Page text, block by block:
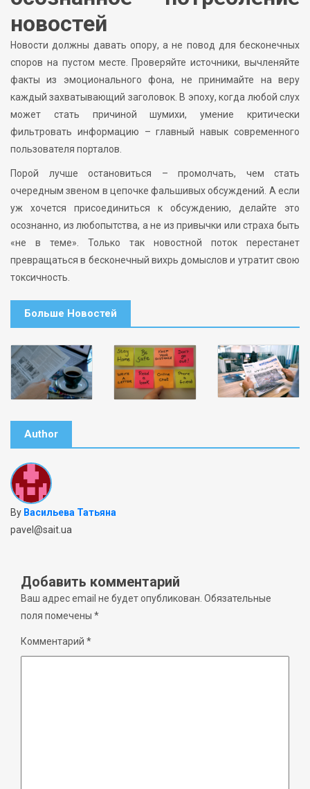
новостей
Новости должны давать опору, а не повод для бесконечных
споров на пустом месте. Проверяйте источники, вычленяйте
факты из эмоционального фона, не принимайте на веру
каждый захватывающий заголовок. В эпоху, когда любой слух
может стать причиной шумихи, умение критически
фильтровать информацию – главный навык современного
пользователя порталов.
Порой лучше остановиться – промолчать, чем стать
очередным звеном в цепочке фальшивых обсуждений. А если
уж хочется присоединиться к обсуждению, делайте это
осознанно, из любопытства, а не из привычки или страха быть
«не в теме». Только так новостной поток перестанет
превращаться в бесконечный вихрь домыслов и утратит свою
токсичность.
Больше Новостей
Author
By Васильева Татьяна
pavel@sait.ua
Добавить комментарий
Ваш адрес email не будет опубликован. Обязательные
поля помечены *
Комментарий *